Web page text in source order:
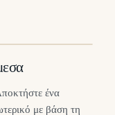
ένα
με βάση τη